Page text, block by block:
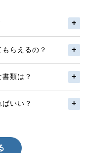
らえるの？
類は？
いい？